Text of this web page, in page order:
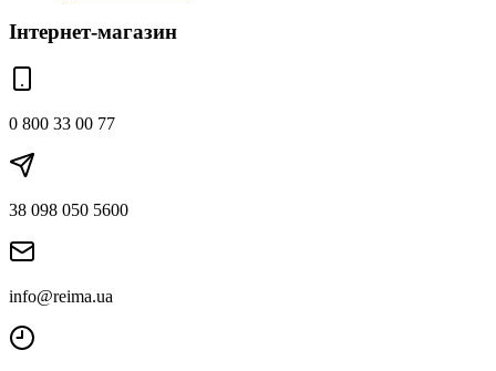
Інтернет-магазин
0 800 33 00 77
38 098 050 5600
info@reima.ua